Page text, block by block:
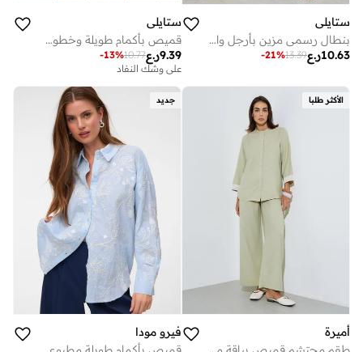
ستايلي
بنطال رسمي مزين بأرجل واسعة
ر.ع10.63
13.39
-21%
ستايلي
قميص بأكمام طويلة وخطوط رفيعة
ر.ع9.39
10.77
-13%
على وشك النفاد
الأكثر طلبا
أميرة
جديد
فيرو مودا